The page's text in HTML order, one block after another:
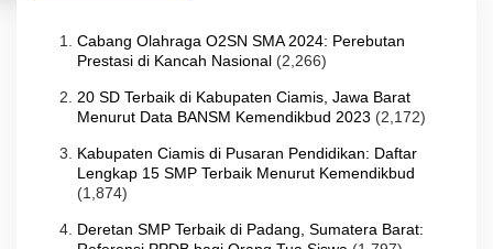
Cabang Olahraga O2SN SMA 2024: Perebutan
Prestasi di Kancah Nasional (2,266)
20 SD Terbaik di Kabupaten Ciamis, Jawa Barat
Menurut Data BANSM Kemendikbud 2023 (2,172)
Kabupaten Ciamis di Pusaran Pendidikan: Daftar
Lengkap 15 SMP Terbaik Menurut Kemendikbud
(1,874)
Deretan SMP Terbaik di Padang, Sumatera Barat: